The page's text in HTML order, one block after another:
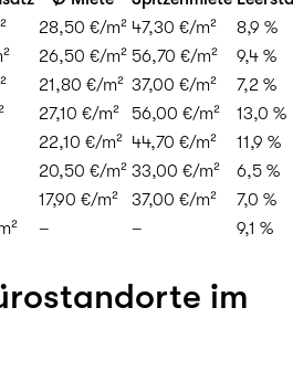
28,50 €/m² 47,30 €/m²
8,9 %
26,50 €/m² 56,70 €/m²
9,4 %
21,80 €/m² 37,00 €/m²
7,2 %
27,10 €/m² 56,00 €/m²
13,0 %
22,10 €/m² 44,70 €/m²
11,9 %
20,50 €/m² 33,00 €/m²
6,5 %
17,90 €/m² 37,00 €/m²
7,0 %
– – 9,1 %
im